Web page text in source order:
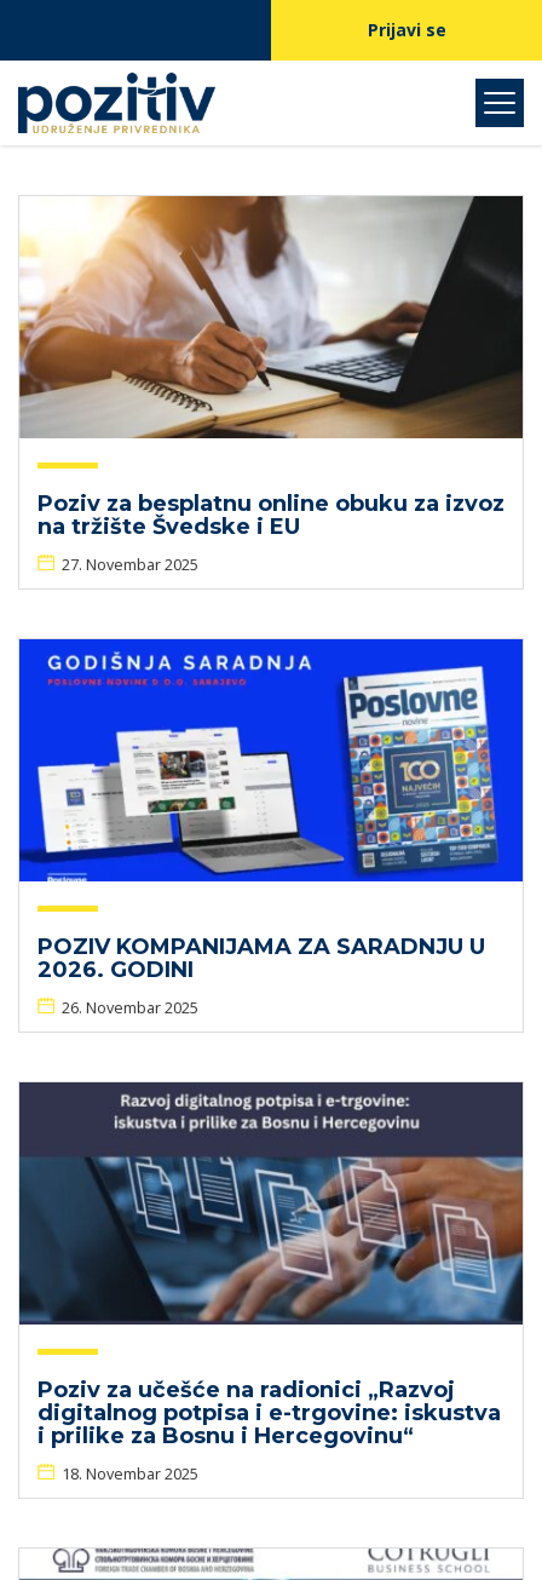
Prijavi se
Poziv za besplatnu online obuku za izvoz
na tržište Švedske i EU
27. Novembar 2025
POZIV KOMPANIJAMA ZA SARADNJU U
2026. GODINI
26. Novembar 2025
Poziv za učešće na radionici „Razvoj
digitalnog potpisa i e-trgovine: iskustva
i prilike za Bosnu i Hercegovinu“
18. Novembar 2025